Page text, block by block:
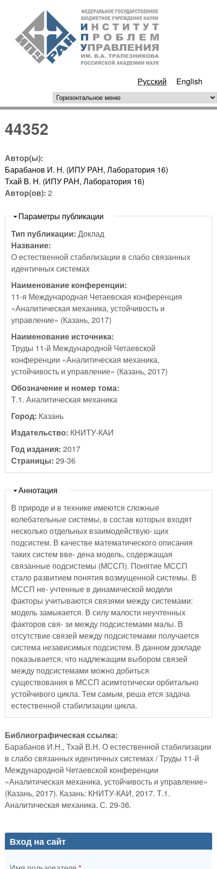
Перейти к основному
содержанию
РАН
Русский English
горизонтальное меню
44352
Автор(ы):
Барабанов И. Н. (ИПУ РАН, Лаборатория 16)
Тхай В. Н. (ИПУ РАН, Лаборатория 16)
Автор(ов): 2
Скрыть
Параметры публикации
Тип публикации: Доклад
Название:
О естественной стабилизации в слабо связанных
идентичных системах
Наименование конференции:
11-я Международная Четаевская конференция
«Аналитическая механика, устойчивость и
управление» (Казань, 2017)
Наименование источника:
Труды 11-й Международной Четаевской
конференции «Аналитическая механика,
устойчивость и управление» (Казань, 2017)
Обозначение и номер тома:
Т.1. Аналитическая механика
Город: Казань
Издательство: КНИТУ-КАИ
Год издания: 2017
Страницы: 29-36
Скрыть
Аннотация
В природе и в технике имеются сложные
колебательные системы, в состав которых входят
несколько отдельных взаимодействую- щих
подсистем. В качестве математического описания
таких систем вве- дена модель, содержащая
связанные подсистемы (МССП). Понятие МССП
стало развитием понятия возмущенной системы. В
МССП не- учтенные в динамической модели
факторы учитываются связями между системами:
модель замыкается. В силу малости неучтенных
факторов свя- зи между подсистемами малы. В
отсутствие связей между подсистемами получается
система независимых подсистем. В данном докладе
показывается, что надлежащим выбором связей
между подсистемами можно добиться
существования в МССП асимтотически орбитально
устойчивого цикла. Тем самым, реша ется задача
естественной стабилизации цикла.
Библиографическая ссылка:
Барабанов И.Н., Тхай В.Н. О естественной стабилизации
в слабо связанных идентичных системах / Труды 11-й
Международной Четаевской конференции
«Аналитическая механика, устойчивость и управление»
(Казань, 2017). Казань: КНИТУ-КАИ, 2017. Т.1.
Аналитическая механика. С. 29-36.
Вход на сайт